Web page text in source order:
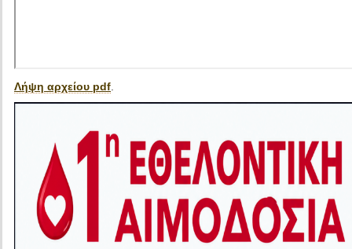
Λήψη αρχείου pdf